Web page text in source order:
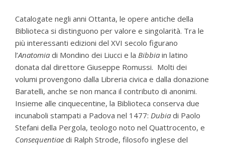
Catalogate negli anni Ottanta, le opere antiche della
Biblioteca si distinguono per valore e singolarità. Tra le
più interessanti edizioni del XVI secolo figurano
l’Anatomia di Mondino dei Liucci e la Bibbia in latino
donata dal direttore Giuseppe Romussi. Molti dei
volumi provengono dalla Libreria civica e dalla donazione
Baratelli, anche se non manca il contributo di anonimi.
Insieme alle cinquecentine, la Biblioteca conserva due
incunaboli stampati a Padova nel 1477: Dubia di Paolo
Stefani della Pergola, teologo noto nel Quattrocento, e
Consequentiae di Ralph Strode, filosofo inglese del